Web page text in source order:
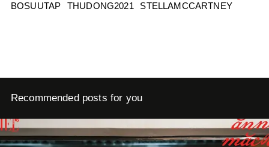
BOSUUTAP THUDONG2021 STELLAMCCARTNEY
Recommended posts for you